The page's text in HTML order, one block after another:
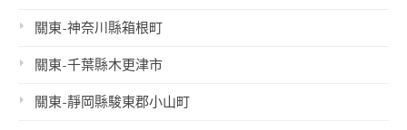
關東-神奈川縣箱根町
關東-千葉縣木更津市
關東-靜岡縣駿東郡小山町